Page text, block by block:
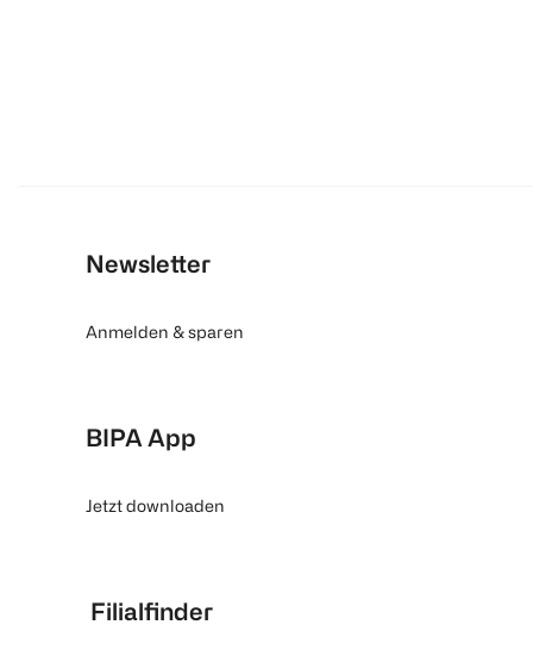
Newsletter
Anmelden & sparen
BIPA App
Jetzt downloaden
Filialfinder